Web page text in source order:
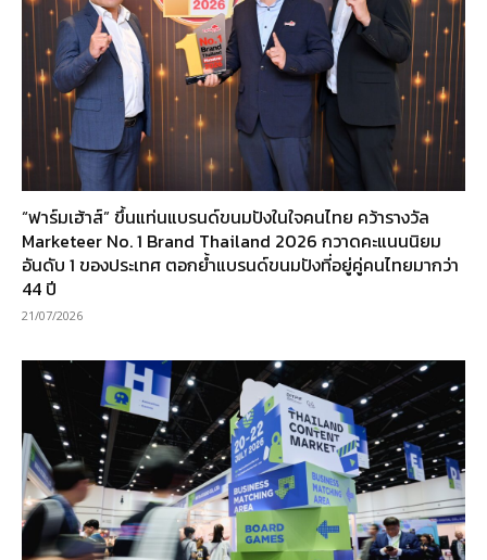
“ฟาร์มเฮ้าส์” ขึ้นแท่นแบรนด์ขนมปังในใจคนไทย คว้ารางวัล
Marketeer No. 1 Brand Thailand 2026 กวาดคะแนนนิยม
อันดับ 1 ของประเทศ ตอกย้ำแบรนด์ขนมปังที่อยู่คู่คนไทยมากว่า
44 ปี
21/07/2026